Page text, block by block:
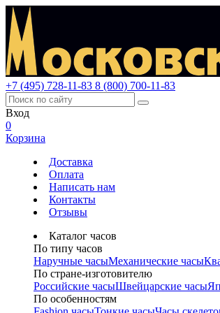
+7 (495) 728-11-83 8 (800) 700-11-83
Вход
0
Корзина
Доставка
Оплата
Написать нам
Контакты
Отзывы
Каталог часов
По типу часов
Наручные часыМеханические часы
По стране-изготовителю
Российские часыШвейцарские часы
По особенностям